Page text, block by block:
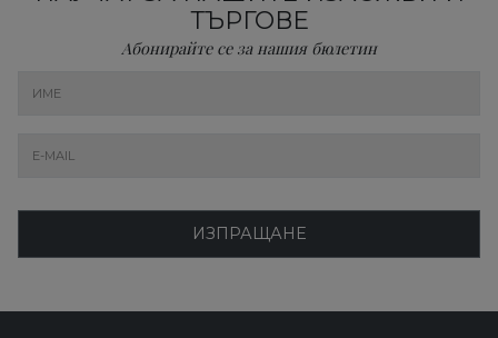
ТЪРГОВЕ
Абонирайте се за нашия бюлетин
ИЗПРАЩАНЕ